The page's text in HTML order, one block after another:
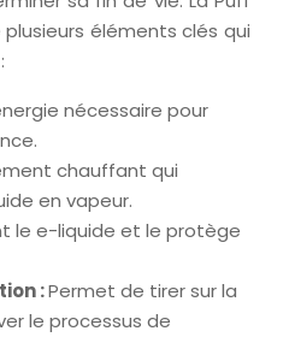
éléments clés qui
nécessaire pour
chauffant qui
en vapeur.
le e-liquide et le protège
:Permet de tirer sur la
le processus de